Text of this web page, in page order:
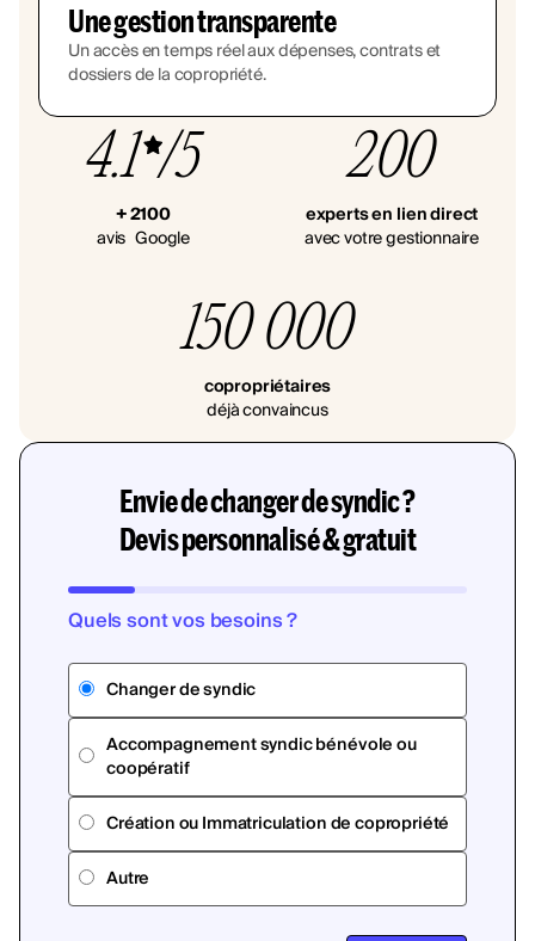
Une gestion transparente
Un accès en temps réel aux dépenses, contrats et
dossiers de la copropriété.
4.1 /5
+ 2100
avis Google
200
experts en lien direct
avec votre gestionnaire
150 000
copropriétaires
déjà convaincus
Envie de changer de syndic ?
Devis personnalisé & gratuit
Quels sont vos besoins ?
Changer de syndic
Accompagnement syndic bénévole ou
coopératif
Création ou Immatriculation de copropriété
Autre